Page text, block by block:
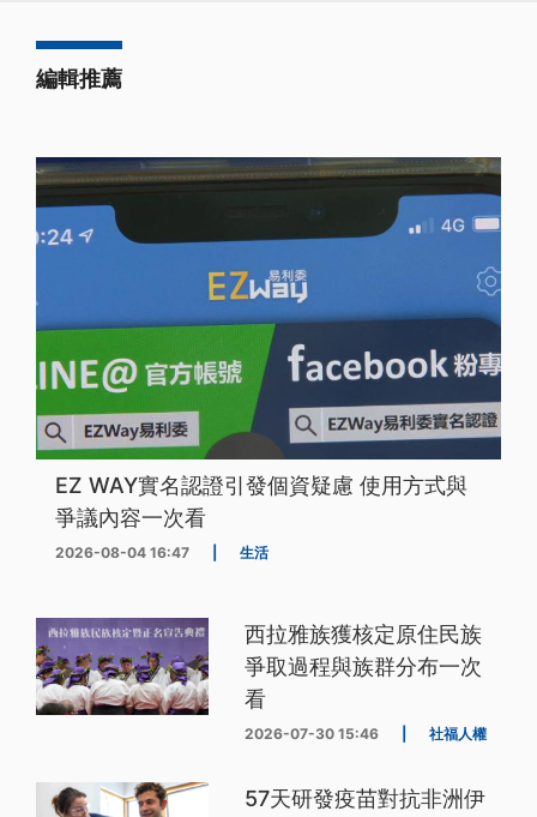
編輯推薦
EZ WAY實名認證引發個資疑慮 使用方式與
爭議內容一次看
2026-08-04 16:47 生活
西拉雅族獲核定原住民族
爭取過程與族群分布一次
看
2026-07-30 15:46 社福人權
57天研發疫苗對抗非洲伊